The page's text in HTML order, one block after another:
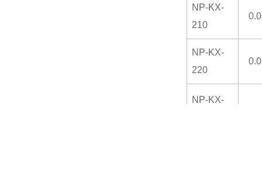
NP-KX-
210
NP-KX-
220
NP-KX-